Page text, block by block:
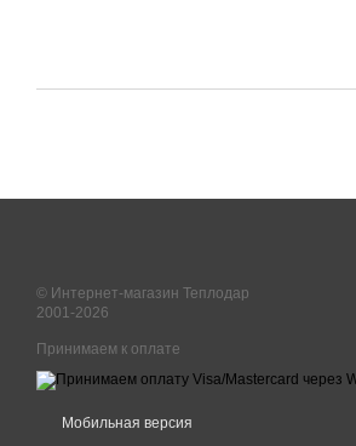
© Интернет-магазин Теплодар
2001-2026
Принимаем к оплате
Мобильная версия